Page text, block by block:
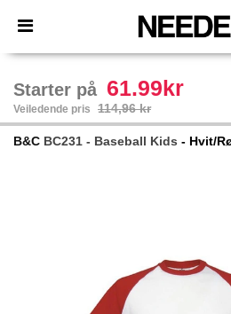
× Needen-app
Bedre priser i appen!
Starter på 61.99kr
Veiledende pris 114,96 kr
B&C BC231 - Baseball Kids - Hvit/